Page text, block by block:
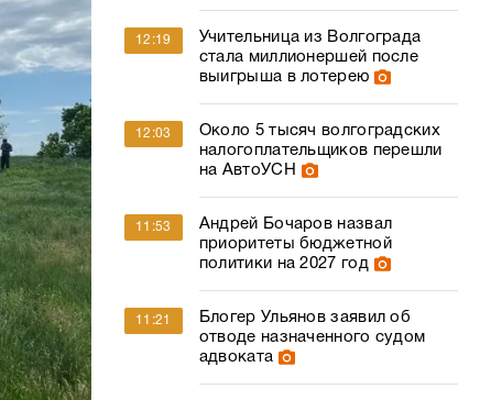
12:19
Учительница из Волгограда
стала миллионершей после
выигрыша в лотерею
12:03
Около 5 тысяч волгоградских
налогоплательщиков перешли
на АвтоУСН
11:53
Андрей Бочаров назвал
приоритеты бюджетной
политики на 2027 год
11:21
Блогер Ульянов заявил об
отводе назначенного судом
адвоката